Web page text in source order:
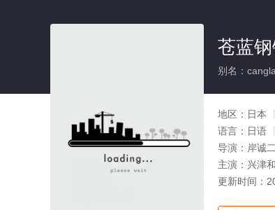
苍蓝
别名：
地区： 日本
语言： 日语
导演： 岸诚二
主演： 兴津
更新时间：